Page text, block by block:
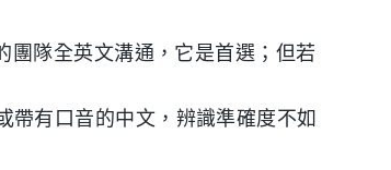
團隊全英文溝通，它是首選；但若
帶有口音的中文，辨識準確度不如